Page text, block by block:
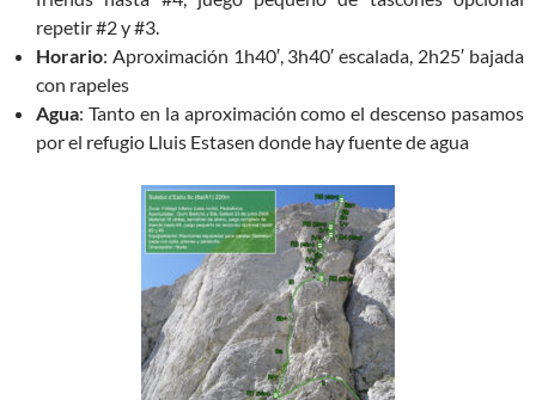
repetir #2 y #3.
Horario: Aproximación 1h40′, 3h40′ escalada, 2h25′ bajada
con rapeles
Agua: Tanto en la aproximación como el descenso pasamos
por el refugio Lluis Estasen donde hay fuente de agua